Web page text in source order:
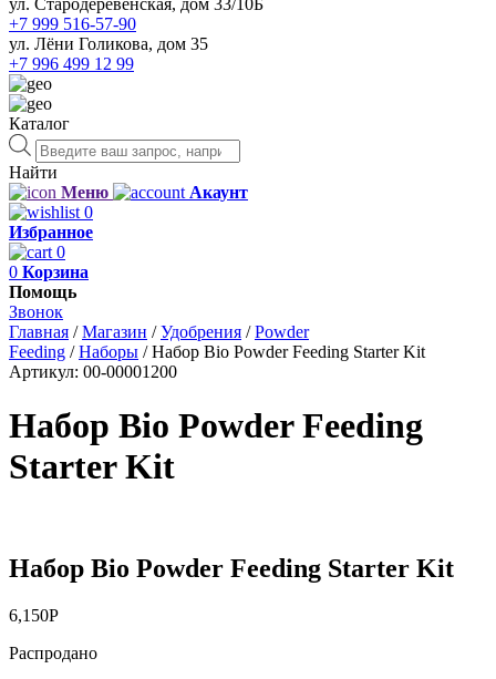
ул. Стародеревенская, дом 33/10Б
+7 999 516-57-90
ул. Лёни Голикова, дом 35
+7 996 499 12 99
Каталог
Поиск
товаров
Найти
Меню
Акаунт
0
Избранное
0
0 Корзина
Помощь
Звонок
Главная /Магазин /Удобрения /Powder
Feeding /Наборы /Набор Bio Powder Feeding Starter Kit
Артикул: 00-00001200
Набор Bio Powder Feeding
Starter Kit
Набор Bio Powder Feeding Starter Kit
6,150Р
Распродано